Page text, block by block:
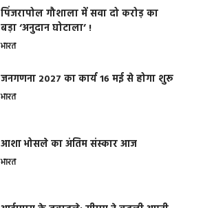
​पिंजरापोल गौशाला में सवा दो करोड़ का
बड़ा ‘अनुदान घोटाला’ !
भारत
जनगणना 2027 का कार्य 16 मई से होगा शुरू
भारत
आशा भोसले का अंतिम संस्कार आज
भारत